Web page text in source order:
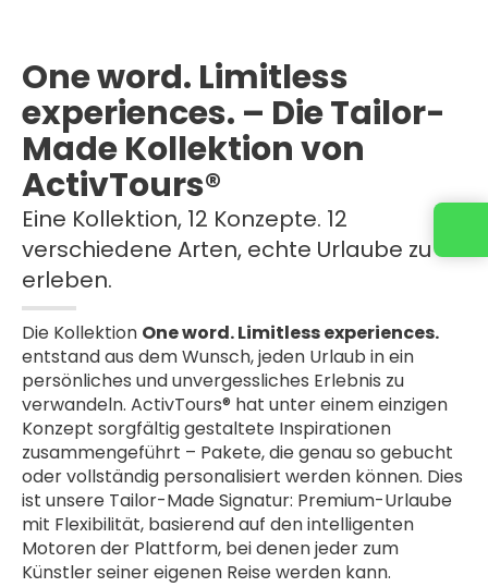
One word. Limitless
experiences. – Die Tailor-
Made Kollektion von
ActivTours®
Eine Kollektion, 12 Konzepte. 12
verschiedene Arten, echte Urlaube zu
erleben.
Die Kollektion One word. Limitless experiences.
entstand aus dem Wunsch, jeden Urlaub in ein
persönliches und unvergessliches Erlebnis zu
verwandeln. ActivTours® hat unter einem einzigen
Konzept sorgfältig gestaltete Inspirationen
zusammengeführt – Pakete, die genau so gebucht
oder vollständig personalisiert werden können. Dies
ist unsere Tailor-Made Signatur: Premium-Urlaube
mit Flexibilität, basierend auf den intelligenten
Motoren der Plattform, bei denen jeder zum
Künstler seiner eigenen Reise werden kann.